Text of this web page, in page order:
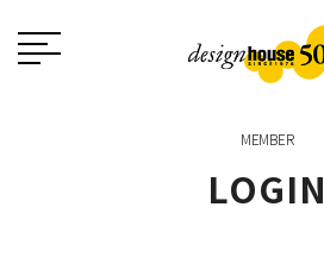
MEMBER
LOGIN